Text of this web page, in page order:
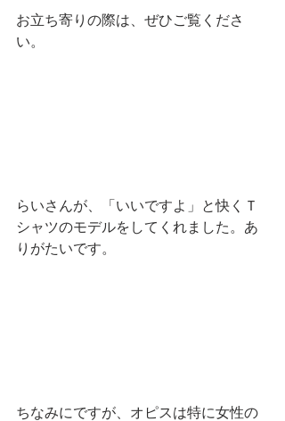
お立ち寄りの際は、ぜひご覧くださ
い。
らいさんが、「いいですよ」と快くＴ
シャツのモデルをしてくれました。あ
りがたいです。
ちなみにですが、オピスは特に女性の